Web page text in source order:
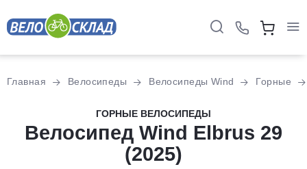
Главная Велосипеды Велосипеды Wind Горные
ГОРНЫЕ ВЕЛОСИПЕДЫ
Велосипед Wind Elbrus 29
(2025)
Разбейте
оплатуна части
без переплат